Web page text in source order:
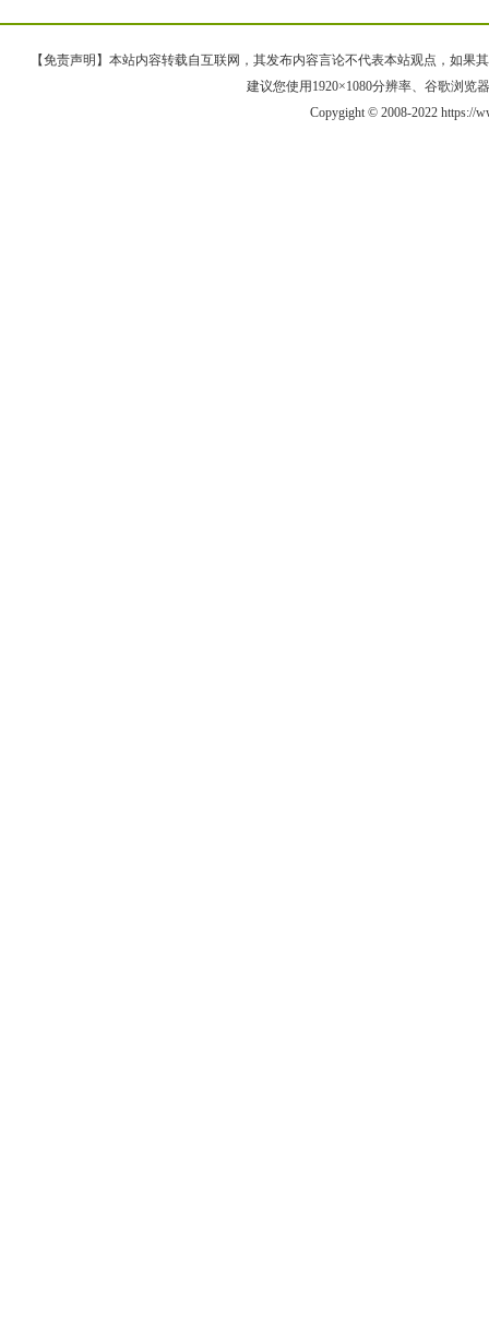
【免责声明】本站内容转载自互联网，其发布内容言论不代表本站观点，如果
建议您使用1920×1080分辨率、谷歌浏览
Copygight © 2008-2022 https://